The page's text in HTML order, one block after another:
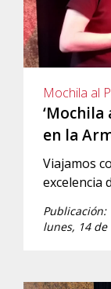
Mochila al
‘Mochila
en la
Viajamos
excelencia
Publicación:
lunes, 14 de